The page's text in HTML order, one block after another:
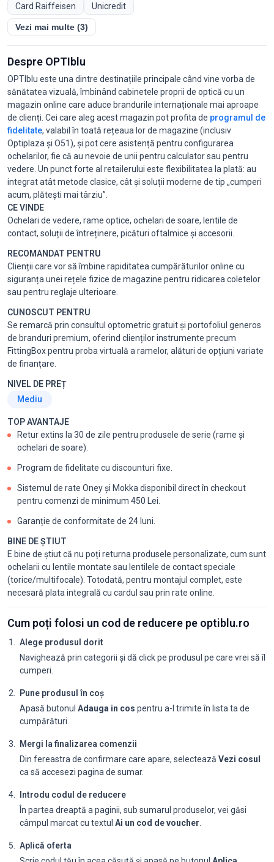
Card Raiffeisen
Unicredit
Vezi mai multe (3)
Despre OPTIblu
OPTIblu este una dintre destinațiile principale când vine vorba de
sănătatea vizuală, îmbinând cabinetele proprii de optică cu un
magazin online care aduce brandurile internaționale mai aproape
de clienți. Cei care aleg acest magazin pot profita de programul de
fidelitate, valabil în toată rețeaua lor de magazine (inclusiv
Optiplaza și O51), și pot cere asistență pentru configurarea
ochelarilor, fie că au nevoie de unii pentru calculator sau pentru
vedere. Un punct forte al retailerului este flexibilitatea la plată: au
integrat atât metode clasice, cât și soluții moderne de tip „cumperi
acum, plătești mai târziu”.
CE VINDE
Ochelari de vedere, rame optice, ochelari de soare, lentile de
contact, soluții de întreținere, picături oftalmice și accesorii.
RECOMANDAT PENTRU
Clienții care vor să îmbine rapiditatea cumpărăturilor online cu
siguranța unei rețele fizice de magazine pentru ridicarea coletelor
sau pentru reglaje ulterioare.
CUNOSCUT PENTRU
Se remarcă prin consultul optometric gratuit și portofoliul generos
de branduri premium, oferind clienților instrumente precum
FittingBox pentru proba virtuală a ramelor, alături de opțiuni variate
de finanțare.
NIVEL DE PREȚ
Mediu
TOP AVANTAJE
Retur extins la 30 de zile pentru produsele de serie (rame și
ochelari de soare).
Program de fidelitate cu discounturi fixe.
Sistemul de rate Oney și Mokka disponibil direct în checkout
pentru comenzi de minimum 450 Lei.
Garanție de conformitate de 24 luni.
BINE DE ȘTIUT
E bine de știut că nu poți returna produsele personalizate, cum sunt
ochelarii cu lentile montate sau lentilele de contact speciale
(torice/multifocale). Totodată, pentru montajul complet, este
necesară plata integrală cu cardul sau prin rate online.
Cum poți folosi un cod de reducere pe optiblu.ro
Alege produsul dorit
Navighează prin categorii și dă click pe produsul pe care vrei să îl
cumperi.
Pune produsul în coș
Apasă butonul Adauga in cos pentru a-l trimite în lista ta de
cumpărături.
Mergi la finalizarea comenzii
Din fereastra de confirmare care apare, selectează Vezi cosul
ca să accesezi pagina de sumar.
Introdu codul de reducere
În partea dreaptă a paginii, sub sumarul produselor, vei găsi
câmpul marcat cu textul Ai un cod de voucher
Aplică oferta